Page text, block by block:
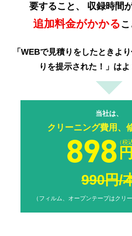
要すること、
収録時間
追加料金がかかる
「WEBで見積りをしたときよ
りを提示された！」は
当社は、
クリーニング費用、
898 （税
990円/
（フィルム、オープンテープはクリ